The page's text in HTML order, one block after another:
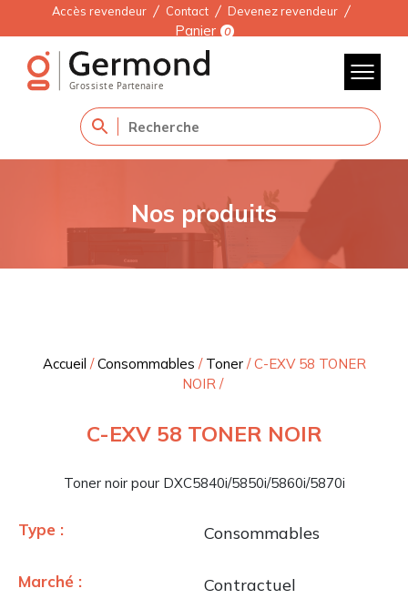
Accès revendeur Contact Devenez revendeur
Panier 0
Nos produits
Accueil /Consommables / Toner/C-EXV 58 TONER
NOIR/
C-EXV 58 TONER NOIR
Toner noir pour DXC5840i/5850i/5860i/5870i
Type : Consommables
Marché : Contractuel